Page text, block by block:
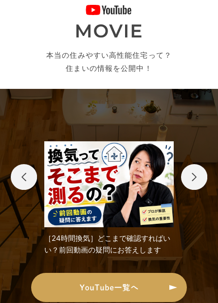
本当の住みやすい高性能住宅って？
住まいの情報を公開中！
［24時間換気］どこまで確認すればい
い？前回動画の疑問にお答えします